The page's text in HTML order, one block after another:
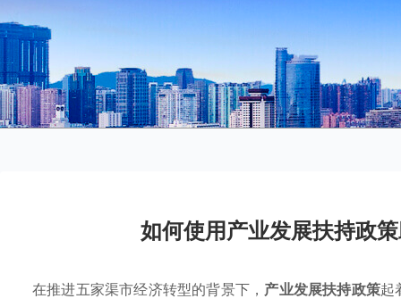
如何使用产业发展扶持政
在推进五家渠市经济转型的背景下， 产业发展扶持政策起